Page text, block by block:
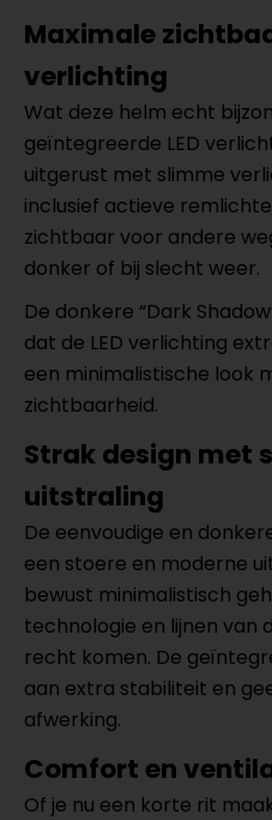
Maximale
verlichting
Wat deze helm echt
geïntegreerde LED
uitgerust met slimme
inclusief actieve
zichtbaar voor andere
donker of bij slecht weer.
De donkere “Dark
dat de LED verlichting
een minimalistische look
zichtbaarheid.
Strak design met
uitstraling
De eenvoudige en
een stoere en moderne
bewust minimalistisch
technologie en lijnen van
recht komen. De
aan extra stabiliteit en
afwerking.
Comfort en
Of je nu een korte rit